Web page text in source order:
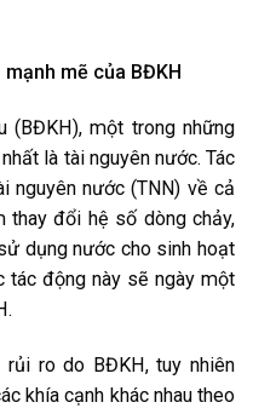
mẽ của BĐKH
(BĐKH), một trong những
là tài nguyên nước. Tác
nguyên nước (TNN) về cả
thay đổi hệ số dòng chảy,
dụng nước cho sinh hoạt
tác động này sẽ ngày một
ro do BĐKH, tuy nhiên
khía cạnh khác nhau theo